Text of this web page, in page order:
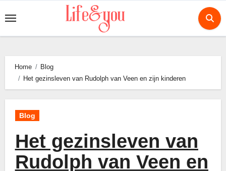
naar
de
Home
Blog
Het gezinsleven van Rudolph van Veen en zijn kinderen
Blog
Het gezinsleven van
Rudolph van Veen en